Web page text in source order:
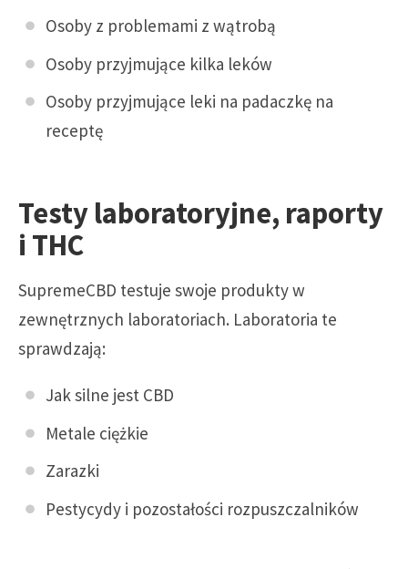
Osoby z problemami z wątrobą
Osoby przyjmujące kilka leków
Osoby przyjmujące leki na padaczkę na
receptę
Testy laboratoryjne, raporty
i THC
SupremeCBD testuje swoje produkty w
zewnętrznych laboratoriach. Laboratoria te
sprawdzają:
Jak silne jest CBD
Metale ciężkie
Zarazki
Pestycydy i pozostałości rozpuszczalników